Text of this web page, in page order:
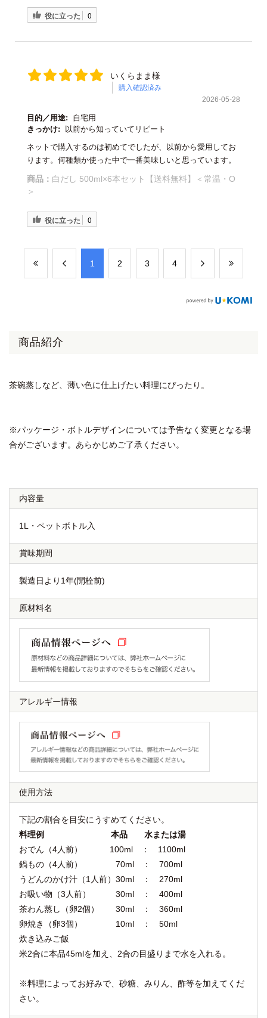
役に立った 0
いくらまま様
購入確認済み
2026-05-28
目的／用途:
自宅用
きっかけ:
以前から知っていてリピート
ネットで購入するのは初めてでしたが、以前から愛用してお
ります。何種類か使った中で一番美味しいと思っています。
商品： 白だし 500ml×6本セット【送料無料】＜常温・O
＞
役に立った 0
​1 ​2 ​3 ​4
商品紹介
茶碗蒸しなど、薄い色に仕上げたい料理にぴったり。
※パッケージ・ボトルデザインについては予告なく変更となる場
合がございます。あらかじめご了承ください。
内容量
1L・ペットボトル入
賞味期間
製造日より1年(開栓前)
原材料名
アレルギー情報
使用方法
下記の割合を目安にうすめてください。
料理例 本品 水または湯
おでん（4人前） 100ml ： 1100ml
鍋もの（4人前） 70ml ： 700ml
うどんのかけ汁（1人前）30ml ： 270ml
お吸い物（3人前） 30ml ： 400ml
茶わん蒸し（卵2個） 30ml ： 360ml
卵焼き（卵3個） 10ml ： 50ml
炊き込みご飯
米2合に本品45mlを加え、2合の目盛りまで水を入れる。
※料理によってお好みで、砂糖、みりん、酢等を加えてくだ
さい。